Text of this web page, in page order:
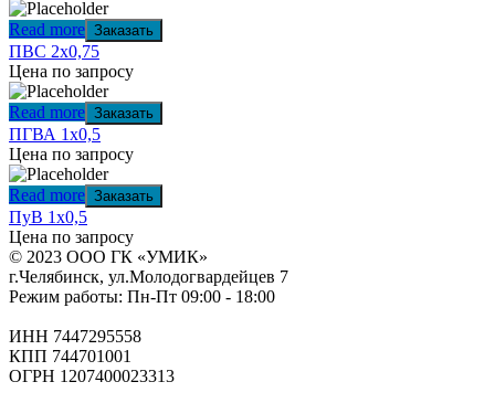
Read more Заказать
ПВС 2х0,75
Цена по запросу
Read more Заказать
ПГВА 1х0,5
Цена по запросу
Read more Заказать
ПуВ 1х0,5
Цена по запросу
© 2023 ООО ГК «УМИК»
г.Челябинск, ул.Молодогвардейцев 7
Режим работы: Пн-Пт 09:00 - 18:00
ИНН 7447295558
КПП 744701001
ОГРН 1207400023313